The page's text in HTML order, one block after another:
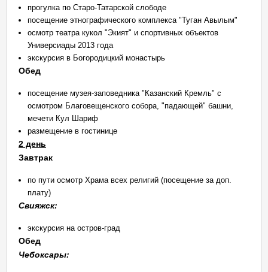
прогулка по Старо-Татарской слободе
посещение этнографического комплекса "Туган Авылым"
осмотр театра кукол "Экият" и спортивных объектов
Универсиады 2013 года
экскурсия в Богородицкий монастырь
Обед
посещение музея-заповедника "Казанский Кремль" с
осмотром Благовещенского собора, "падающей" башни,
мечети Кул Шариф
размещение в гостинице
2 день
Завтрак
по пути осмотр Храма всех религий (посещение за доп.
плату)
Свияжск:
экскурсия на остров-град
Обед
Чебоксары: